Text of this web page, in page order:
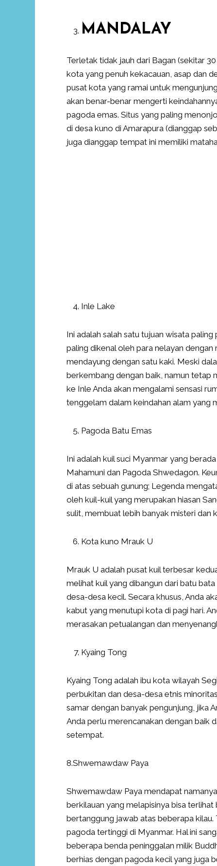
MANDALAY
Terletak tidak jauh dari Bagan (sekitar
kota yang penuh kekacauan, asap dan
pusat kota yang ramai untuk
akan benar-benar mengerti
pagoda emas. Situs yang paling
di desa kuno di Amarapura (dianggap
juga dianggap tempat ini memiliki
Inle Lake
Ini adalah salah satu tujuan wisata
paling dikenal oleh para nelayan
mendayung dengan satu kaki. Meski
berkembang dengan baik, namun tetap
ke Inle Anda akan mengalami sensasi
tenggelam dalam keindahan alam yang
Pagoda Batu Emas
Ini adalah kuil suci Myanmar yang
Mahamuni dan Pagoda Shwedagon.
di atas sebuah gunung; Legenda
oleh kuil-kuil yang merupakan hiasan
sulit, membuat lebih banyak misteri dan
Kota kuno Mrauk U
Mrauk U adalah pusat kuil terbesar
melihat kuil yang dibangun dari batu
desa-desa kecil. Secara khusus, Anda
kabut yang menutupi kota di pagi hari.
merasakan petualangan dan
Kyaing Tong
Kyaing Tong adalah ibu kota wilayah
perbukitan dan desa-desa etnis
samar dengan banyak pengunjung, jika
Anda perlu merencanakan dengan baik
setempat.
8.Shwemawdaw Paya
Shwemawdaw Paya mendapat
berkilauan yang melapisinya bisa
bertanggung jawab atas beberapa
pagoda tertinggi di Myanmar. Hal ini
beberapa benda peninggalan milik
berhias dengan pagoda kecil yang juga